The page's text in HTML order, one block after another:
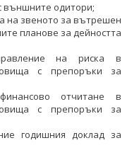
ОРГАНИ НА
външните одитори;
на звеното за вътрешен
планове за дейността
на риска в
с препоръки за
отчитане в
с препоръки за
годишния доклад за